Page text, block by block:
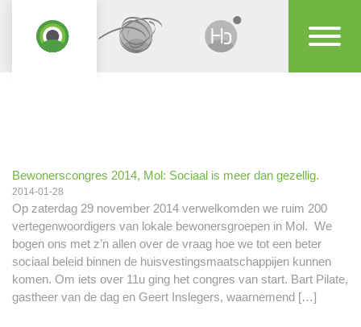
Bewonerscongres 2014, Mol: Sociaal is meer dan gezellig.
2014-01-28
Op zaterdag 29 november 2014 verwelkomden we ruim 200
vertegenwoordigers van lokale bewonersgroepen in Mol. We
bogen ons met z’n allen over de vraag hoe we tot een beter
sociaal beleid binnen de huisvestingsmaatschappijen kunnen
komen. Om iets over 11u ging het congres van start. Bart Pilate,
gastheer van de dag en Geert Inslegers, waarnemend […]